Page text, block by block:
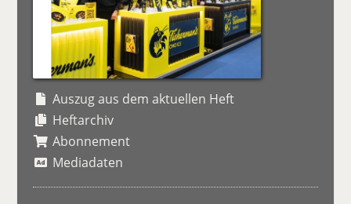
Auszug aus dem aktuellen Heft
Heftarchiv
Abonnement
Mediadaten